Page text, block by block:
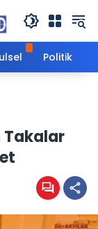
Politik
Takalar